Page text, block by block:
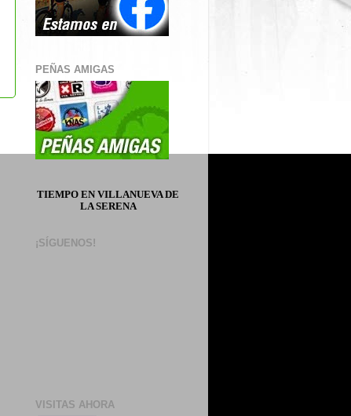
PEÑAS AMIGAS
TIEMPO EN VILLANUEVA DE
LA SERENA
¡SÍGUENOS!
VISITAS AHORA